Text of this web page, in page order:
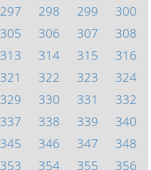
297 298 299
300
305 306 307
308
313 314 315
316
321 322 323
324
329 330 331
332
337 338 339
340
345 346 347
348
353 354 355 356